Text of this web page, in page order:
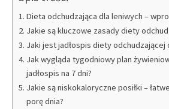
Dieta odchudzająca dla leniwych –
Jakie są kluczowe zasady diety
Jaki jest jadłospis diety odchudzającej
Jak wygląda tygodniowy plan
jadłospis na 7 dni?
Jakie są niskokaloryczne posiłki –
porę dnia?